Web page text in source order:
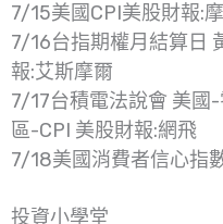
7/15美國CPI美股財報:
7/16台指期權月結算日
報:艾斯摩爾
7/17台積電法說會 美國
區-CPI 美股財報:網飛
7/18美國消費者信心指
投資小學堂